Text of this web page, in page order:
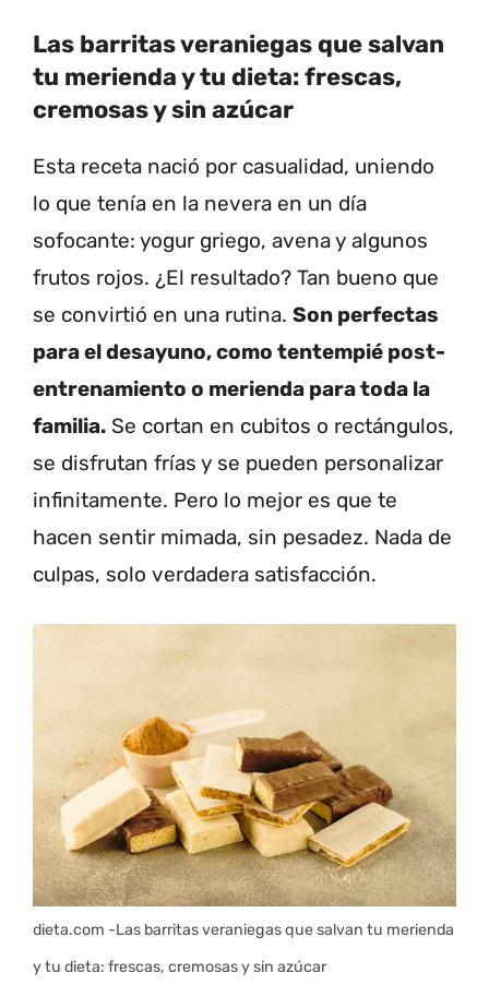
Las barritas veraniegas que salvan
tu merienda y tu dieta: frescas,
cremosas y sin azúcar
Esta receta nació por casualidad, uniendo
lo que tenía en la nevera en un día
sofocante: yogur griego, avena y algunos
frutos rojos. ¿El resultado? Tan bueno que
se convirtió en una rutina. Son perfectas
para el desayuno, como tentempié post-
entrenamiento o merienda para toda la
familia. Se cortan en cubitos o rectángulos,
se disfrutan frías y se pueden personalizar
infinitamente. Pero lo mejor es que te
hacen sentir mimada, sin pesadez. Nada de
culpas, solo verdadera satisfacción.
dieta.com -Las barritas veraniegas que salvan tu merienda
y tu dieta: frescas, cremosas y sin azúcar